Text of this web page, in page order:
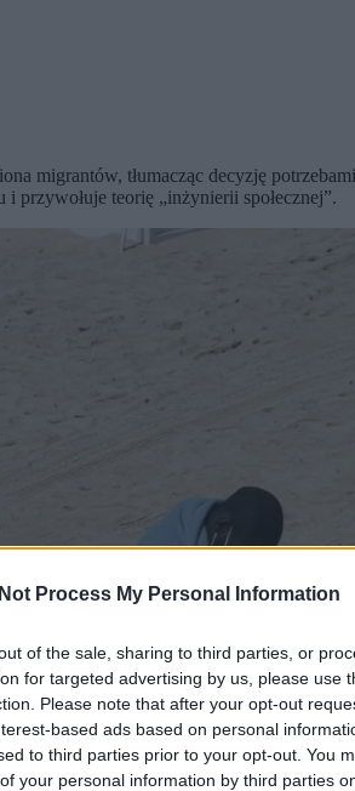
Process My Personal Information
of the sale, sharing to third parties, or
for targeted advertising by us, please use
Please note that after your opt-out
based ads based on personal
to third parties prior to your opt-out. You
your personal information by third parties
migrantów, tłumacząc decyzję
przywołuje teorię „inżynierii społecznej”.